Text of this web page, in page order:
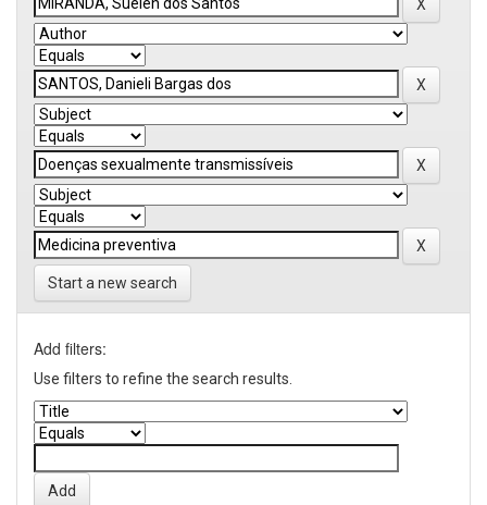
Start a new search
Add filters:
Use filters to refine the search results.